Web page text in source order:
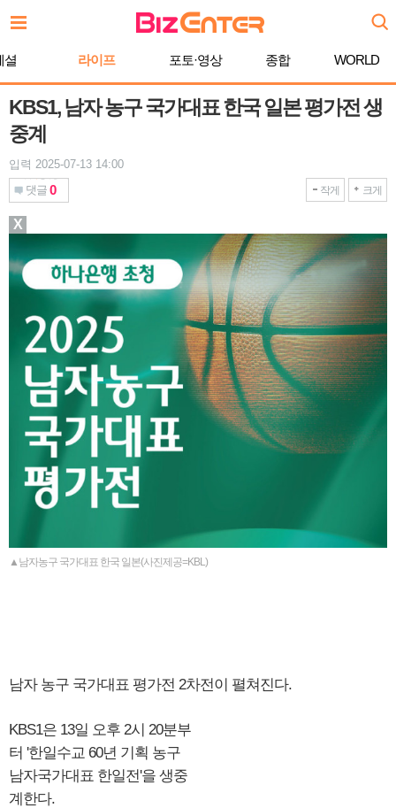
문
로셜 라이프 포토·영상 종합 WORLD
KBS1, 남자 농구 국가대표 한국 일본 평가전 생
중계
입력 2025-07-13 14:00
댓글 0 작게 크게
▲남자농구 국가대표 한국 일본(사진제공=KBL)
남자 농구 국가대표 평가전 2차전이 펼쳐진다.
KBS1은 13일 오후 2시 20분부
터 '한일수교 60년 기획 농구
남자국가대표 한일전'을 생중
계한다.
X